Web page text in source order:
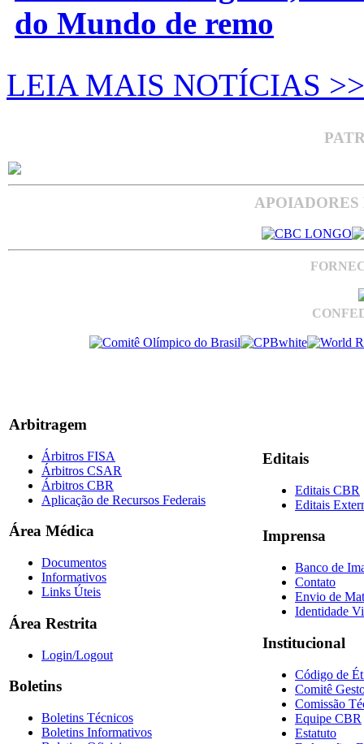
do Mundo de remo
LEIA MAIS NOTÍCIAS >>
Arbitragem
Árbitros FISA
Árbitros CSAR
Árbitros CBR
Aplicação de Recursos Federais
Área Médica
Documentos
Informativos
Links Úteis
Área Restrita
Login/Logout
Boletins
Boletins Técnicos
Boletins Informativos
Editais
Editais CBR
Editais
Imprensa
Banco de
Contato
Envio de
Identidade
Institucional
Código de
Comitê
Comissão
Equipe CBR
Estatuto